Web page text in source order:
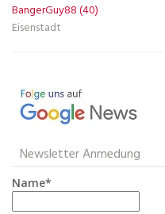
BangerGuy88 (40)
Eisenstadt
Newsletter Anmedung
Name*